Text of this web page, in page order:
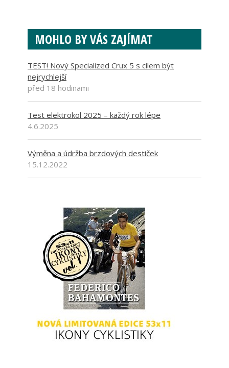
MOHLO BY VÁS ZAJÍMAT
TEST! Nový Specialized Crux 5 s cílem být
nejrychlejší
před 18 hodinami
Test elektrokol 2025 – každý rok lépe
4.6.2025
Výměna a údržba brzdových destiček
15.12.2022